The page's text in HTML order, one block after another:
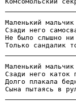
Маленький
Сзади него
Hе было слышно
Маленький
Сзади него каток
Долго плакала